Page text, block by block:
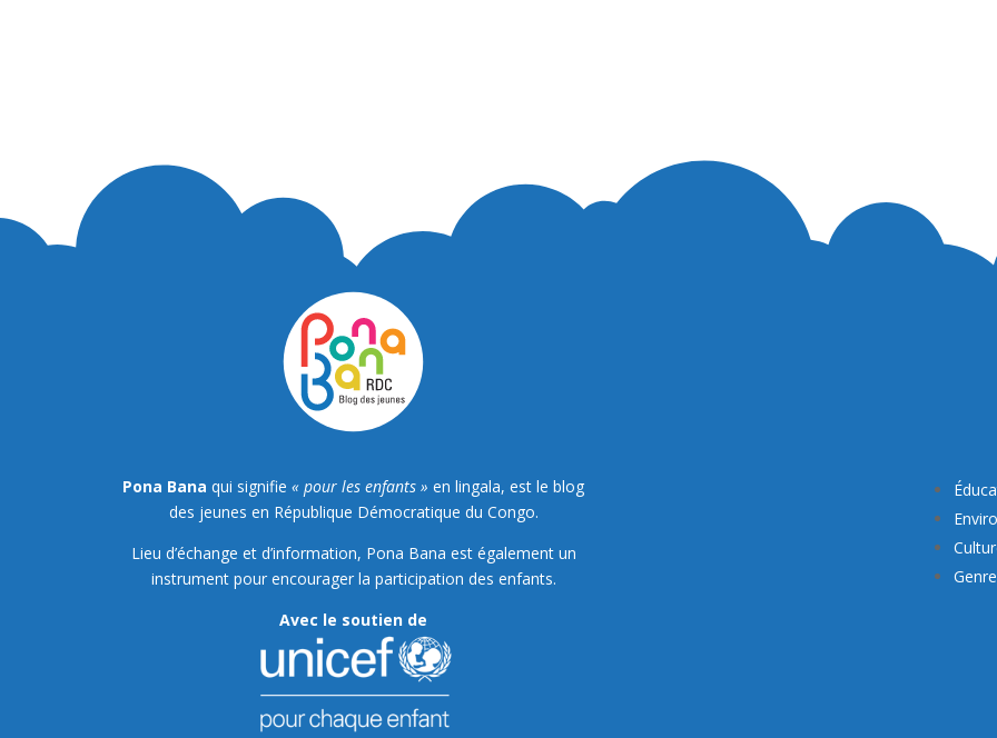
Pona Bana qui signifie« pour les enfants » en lingala, est le blog
des jeunes en République Démocratique du Congo.
Lieu d’échange et d’information, Pona Bana est également un
instrument pour encourager la participation des enfants.
Avec le soutien de